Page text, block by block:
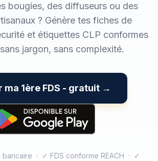
bougies, des diffuseurs ou des
? Génère tes fiches de
et étiquettes CLP conformes
jargon, sans complexité.
ma 1ère FDS - gratuit →
· ✓ FDS conforme REACH · ✓